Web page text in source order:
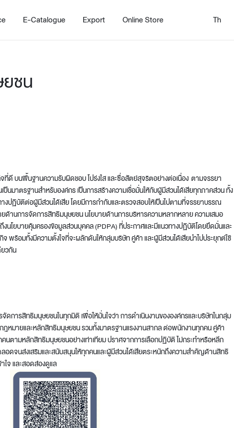
room
room
Kitchens
Kitchen Accessories
Barstool
Trolley
Custom เหมาะกับทุกไลฟ์
สไตล์
Awards
View More Collection
E-Catalogue Export Online Store Th
ชน
ที่ดี บนพื้นฐานความรับผิดชอบ โปร่งใส และซื่อสัตย์สุจริตอย่างต่อเนื่อง ตามจรรยา
มาตรฐานสำหรับองค์กร เป็นการสร้างความเชื่อมั่นให้กับผู้มีส่วนได้เสียทุกภาคส่วน ทั้ง
ปฏิบัติต่อผู้มีส่วนได้เสีย โดยมีการกำกับและตรวจสอบให้เป็นไปตามที่จรรยาบรรณ
ด้านการจัดการสิทธิมนุษยชน นโยบายด้านการบริหารความหลากหลาย ความเสมอ
นโยบายคุ้มครองข้อมูลส่วนบุคคล (PDPA) ที่ประกาศและมีแนวทางปฏิบัติโดยยึดมั่นและ
พร้อมทั้งมีความตั้งใจที่จะผลักดันให้กลุ่มบริษัท คู่ค้า และผู้มีส่วนได้เสียนำไปประยุกต์ใช้
วกัน
การสิทธิมนุษยชนในทุกมิติ เพื่อให้มั่นใจว่า การดำเนินงานขององค์กรและบริษัทในกลุ่ม
ฎหมายและหลักสิทธิมนุษยชน รวมทั้งมาตรฐานแรงงานสากล ต่อพนักงานทุกคน คู่ค้า
ตามหลักสิทธิมนุษยชนอย่างเท่าเทียม ปราศจากการเลือกปฏิบัติ ไม่กระทำหรือหลีก
ลอดจนส่งเสริมและสนับสนุนให้ทุกคนและผู้มีส่วนได้เสียตระหนักถึงความสำคัญด้านสิทธิ
ใจ และสอดส่องดูแล